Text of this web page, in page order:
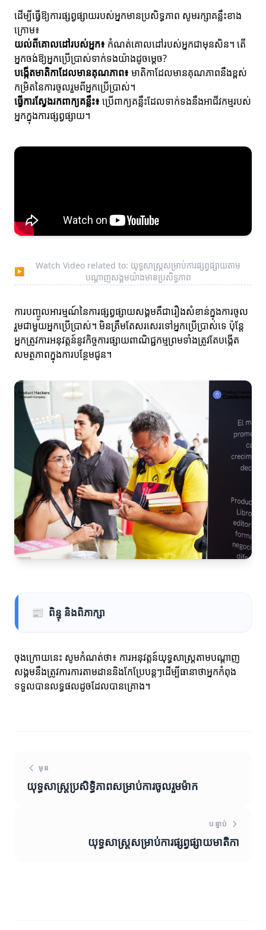
ដើម្បីធ្វើឱ្យការផ្សព្វផ្សាយរបស់អ្នកមានប្រសិទ្ធភាព សូមរក្សាគន្លឹះខាង
ក្រោម៖
យល់ពីគោលដៅរបស់អ្នក៖ កំណត់គោលដៅរបស់អ្នកជាមុនសិន។ តើ
អ្នកចង់ឱ្យអ្នកប្រើប្រាស់ទាក់ទងយ៉ាងដូចម្តេច?
បង្កើតមាតិកាដែលមានគុណភាព៖ មាតិកាដែលមានគុណភាពនឹងខ្ពស់
កម្រិតនៃការចូលរួមពីអ្នកប្រើប្រាស់។
ធ្វើការស្វែងរកពាក្យគន្លឹះ៖ ប្រើពាក្យគន្លឹះដែលទាក់ទងនឹងអាជីវកម្មរបស់
អ្នកក្នុងការផ្សព្វផ្សាយ។
▶
Watch Video related to: យុទ្ធសាស្ត្រសម្រាប់ការផ្សព្វផ្សាយតាម
បណ្តាញសង្គមយ៉ាងមានប្រសិទ្ធភាព
ការបញ្ចូលអារម្មណ៍នៃការផ្សព្វផ្សាយសង្គមគឺជារឿងសំខាន់ក្នុងការចូល
រួមជាមួយអ្នកប្រើប្រាស់។ មិនត្រឹមតែសរសេរទៅអ្នកប្រើប្រាស់ទេ ប៉ុន្តែ
អ្នកត្រូវការអនុវត្តន៍នូវកិច្ចការផ្សាយពាណិជ្ជកម្មព្រមទាំងត្រូវតែបង្កើត
សមត្ថភាពក្នុងការបន្ថែមជូន។
📰 ពិន្ទុ និងពិភាក្សា
ចុងក្រោយនេះ សូមកំណត់ថា៖ ការអនុវត្តន៍យុទ្ធសាស្ត្រតាមបណ្តាញ
សង្គមនឹងត្រូវការការតាមដាននិងកែប្រែបន្តៗដើម្បីធានាថាអ្នកកំពុង
ទទួលបានលទ្ធផលដូចដែលបានគ្រោង។
មុន
យុទ្ធសាស្ត្រប្រសិទ្ធិភាពសម្រាប់ការចូលរួមម៉ាក
បន្ទាប់
យុទ្ធសាស្ត្រសម្រាប់ការផ្សព្វផ្សាយមាតិកា